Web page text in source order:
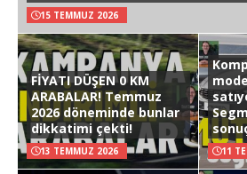
15 TEMMUZ 2026
FİYATI DÜŞEN 0 KM
ARABALAR! Temmuz
2026 döneminde bunlar
dikkatimi çekti!
13 TEMMUZ 2026 11